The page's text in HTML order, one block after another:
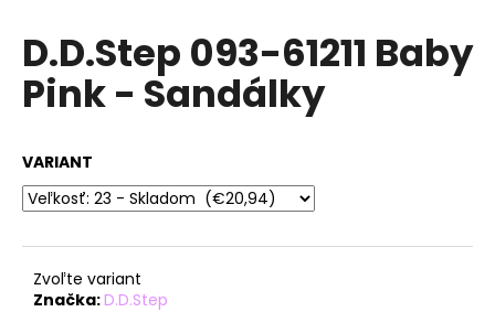
D.D.Step 093-61211 Baby
Pink - Sandálky
VARIANT
Zvoľte variant
Značka:D.D.Step
j
s
ť